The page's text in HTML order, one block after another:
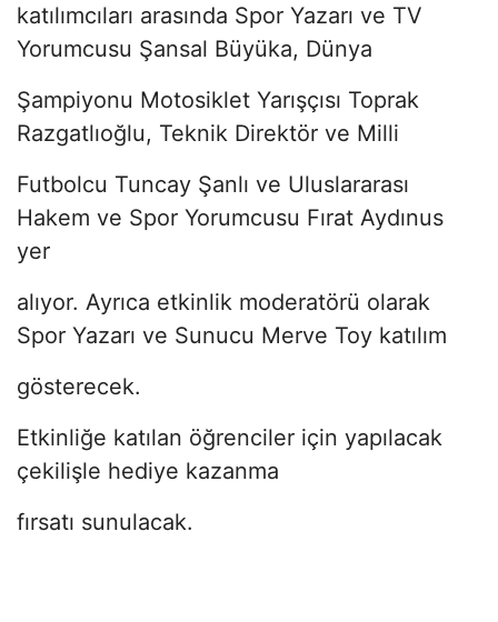
katılımcıları arasında Spor Yazarı ve TV
Yorumcusu Şansal Büyüka, Dünya
Şampiyonu Motosiklet Yarışçısı Toprak
Razgatlıoğlu, Teknik Direktör ve Milli
Futbolcu Tuncay Şanlı ve Uluslararası
Hakem ve Spor Yorumcusu Fırat Aydınus
yer
alıyor. Ayrıca etkinlik moderatörü olarak
Spor Yazarı ve Sunucu Merve Toy katılım
gösterecek.
Etkinliğe katılan öğrenciler için yapılacak
çekilişle hediye kazanma
fırsatı sunulacak.